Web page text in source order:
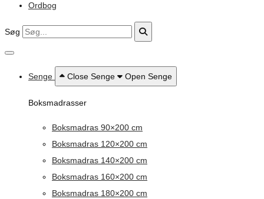
Ordbog
Søg
Senge Close Senge Open Senge
Boksmadrasser
Boksmadras 90×200 cm
Boksmadras 120×200 cm
Boksmadras 140×200 cm
Boksmadras 160×200 cm
Boksmadras 180×200 cm